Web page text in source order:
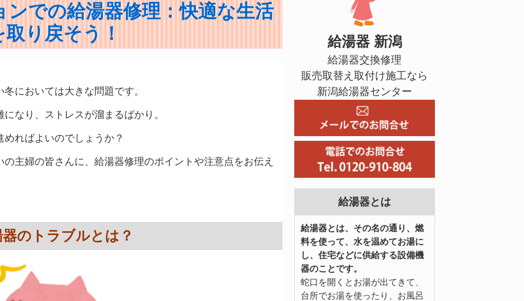
ンでの給湯器修理：快適な生活
取り戻そう！
においては大きな問題です。
なり、ストレスが溜まるばかり。
ればよいのでしょうか？
主婦の皆さんに、給湯器修理のポイントや注意点をお伝え
のトラブルとは？
給湯器 新潟
給湯器交換修理
販売取替え取付け施工なら
新潟給湯器センター
給湯器とは
給湯器とは、その名の通り、燃
料を使って、水を温めてお湯に
し、住宅などに供給する設備機
器のことです。
蛇口を開くとお湯が出てきて、
台所でお湯を使ったり、お風呂